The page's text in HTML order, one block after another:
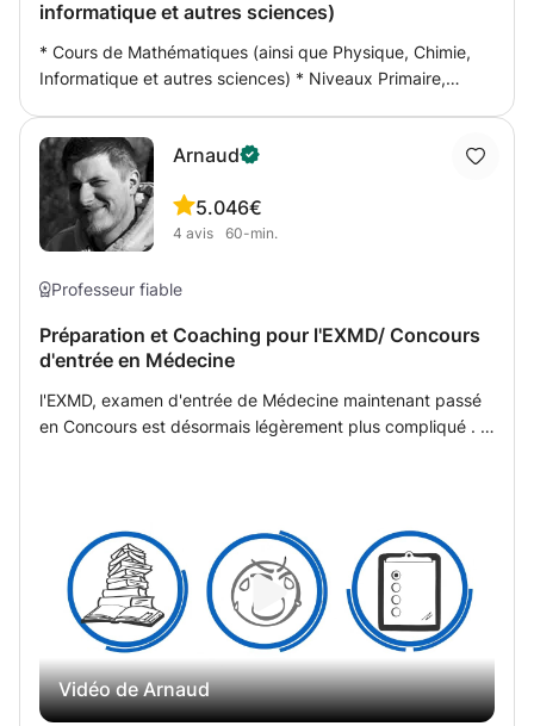
universitaire : mathématiques, chimie minérale, physique,
mécanique, résistance des matériaux, électricité,
électronique (analogique/numérique/industriel). - Cours
situations. Les cours peuvent également être dispensés
en anglais ! Je reste à votre disposition pour toutes
questions.
informatique et autres sciences)
* Cours de Mathématiques (ainsi que Physique, Chimie,
Informatique et autres sciences) * Niveaux Primaire,
Physicien * Pédagogie individualisée * Aide à la
préparation des devoirs, interrogations ou examens *
Possibilité de fournir des rapports d'avancement
Arnaud
5.0
4 avis
46€
60-min.
Professeur fiable
Préparation et Coaching pour l'EXMD/ Concours
d'entrée en Médecine
l'EXMD, examen d'entrée de Médecine maintenant passé
en Concours est désormais légèrement plus compliqué .
professeurs de Médecine qui créent les questions du
concours et cherchent à faire raisonner et réfléchir
l'étudiant en vue de le classer. Il y a 4 matières
scientifiques : -Mathématiques -Physique -Chimie -
Biologie Ces quatres matières sont essentielles à maîtriser
car elles vous suivront tout au long de vos deux premières
années de Bachelier. Et 4 matières non scientifiques : -
Ethique -Empathie -Raisonnement -Communication Ces
Vidéo de Arnaud